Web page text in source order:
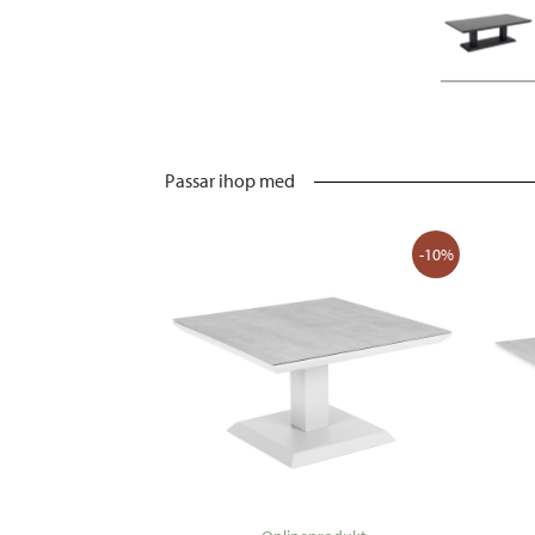
Passar ihop med
-10%